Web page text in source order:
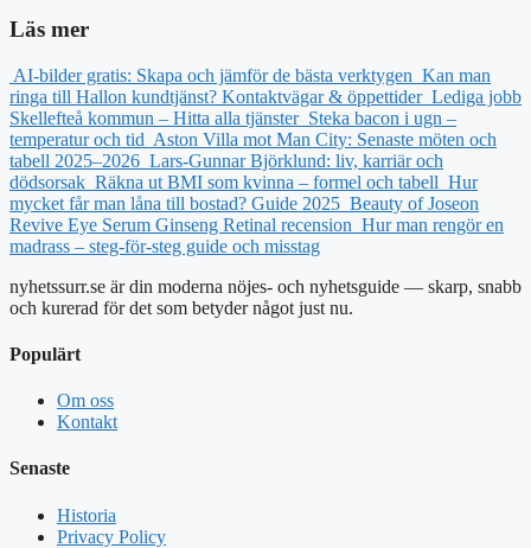
Läs mer
AI-bilder gratis: Skapa och jämför de bästa verktygen Kan man
ringa till Hallon kundtjänst? Kontaktvägar & öppettider Lediga jobb
Skellefteå kommun – Hitta alla tjänster Steka bacon i ugn –
temperatur och tid Aston Villa mot Man City: Senaste möten och
tabell 2025–2026 Lars-Gunnar Björklund: liv, karriär och
dödsorsak Räkna ut BMI som kvinna – formel och tabell Hur
mycket får man låna till bostad? Guide 2025 Beauty of Joseon
Revive Eye Serum Ginseng Retinal recension Hur man rengör en
madrass – steg-för-steg guide och misstag
nyhetssurr.se är din moderna nöjes- och nyhetsguide — skarp, snabb
och kurerad för det som betyder något just nu.
Populärt
Om oss
Kontakt
Senaste
Historia
Privacy Policy